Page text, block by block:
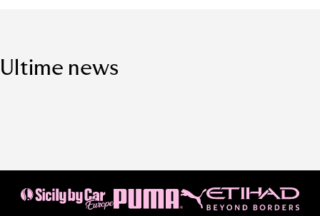
Ultime news